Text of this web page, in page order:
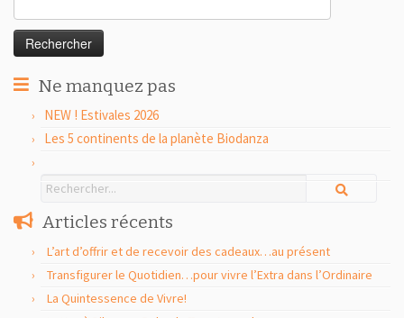
Ne manquez pas
NEW ! Estivales 2026
Les 5 continents de la planète Biodanza
Articles récents
L’art d’offrir et de recevoir des cadeaux…au présent
Transfigurer le Quotidien…pour vivre l’Extra dans l’Ordinaire
La Quintessence de Vivre!